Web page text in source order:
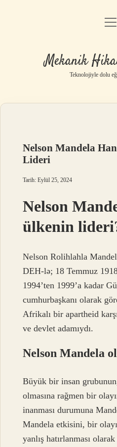
Yasal
Mekanik
Teknolojiyle dolu
Nelson Mandela
Lideri
Tarih: Eylül 25, 2024
Nelson
ülkenin
Nelson Rolihlahla
DEH-lə; 18 Temmuz
1994’ten 1999’a kadar
cumhurbaşkanı olarak
Afrikalı bir apartheid
ve devlet adamıydı.
Nelson Mandela
Büyük bir insan
olmasına rağmen bir
inanması durumuna
Mandela etkisini, bir
yanlış hatırlanması